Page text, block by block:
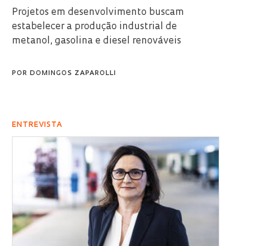
Projetos em desenvolvimento buscam
estabelecer a produção industrial de
metanol, gasolina e diesel renováveis
POR DOMINGOS ZAPAROLLI
ENTREVISTA